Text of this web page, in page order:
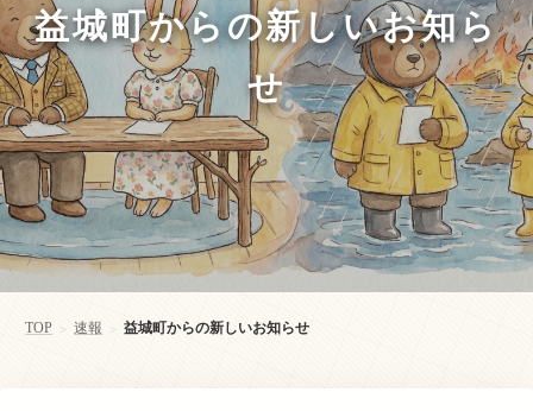
益城町からの新しいお知ら
せ
TOP > 速報 > 益城町からの新しいお知らせ